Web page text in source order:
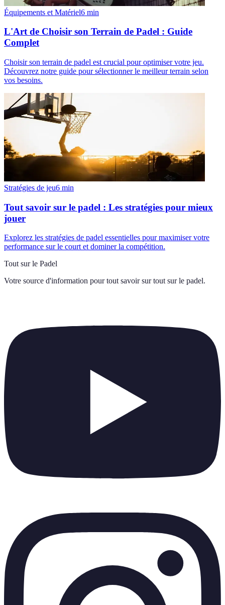
Équipements et Matériel6 min
L'Art de Choisir son Terrain de Padel : Guide
Complet
Choisir son terrain de padel est crucial pour optimiser votre jeu.
Découvrez notre guide pour sélectionner le meilleur terrain selon
vos besoins.
Stratégies de jeu6 min
Tout savoir sur le padel : Les stratégies pour mieux
jouer
Explorez les stratégies de padel essentielles pour maximiser votre
performance sur le court et dominer la compétition.
Tout sur le Padel
Votre source d'information pour tout savoir sur tout sur le padel.